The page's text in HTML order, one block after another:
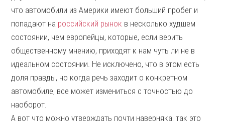
что автомобили из Америки имеют больший пробег и
попадают на российский рынок в несколько худшем
состоянии, чем европейцы, которые, если верить
общественному мнению, приходят к нам чуть ли не в
идеальном состоянии. Не исключено, что в этом есть
доля правды, но когда речь заходит о конкретном
автомобиле, все может измениться с точностью до
наоборот.
А вот что можно утверждать почти наверняка, так это